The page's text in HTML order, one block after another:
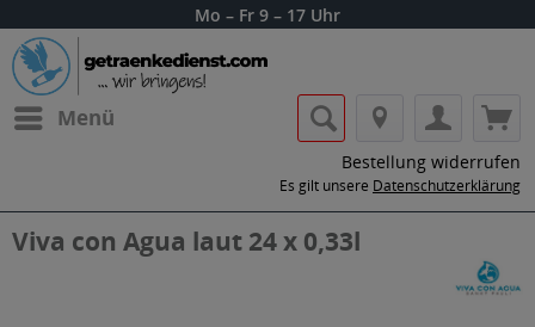
Mo – Fr 9 – 17 Uhr
Menü
Bestellung widerrufen
Es gilt unsere Datenschutzerklärung
Viva con Agua laut 24 x 0,33l